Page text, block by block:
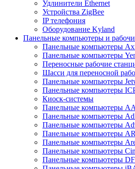
Удлинители Ethernet
Устройства ZigBee
IP телефония
Оборудование Kyland
Панельные компьютеры и
Панельные компьютеры
Панельные компьютеры
Переносные рабочие
Шасси для переносной
Панельные компьютеры
Панельные компьютеры
Киоск-системы
Панельные компьютеры
Панельные компьютеры
Панельные компьютеры
Панельные компьютеры
Панельные компьютеры
Панельные компьютеры
Панельные компьютеры